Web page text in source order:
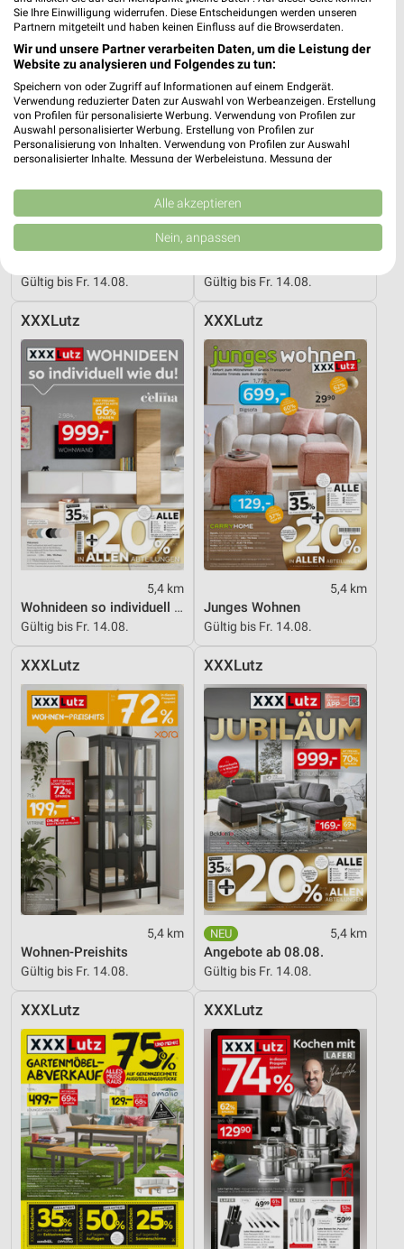
5,4 km
Gültig bis Fr. 14.08. Gültig bis Fr. 14.08.
XXXLutz
5,4 km
Wohnideen so individuell wie du!
Gültig bis Fr. 14.08.
XXXLutz
5,4 km
Junges Wohnen
Gültig bis Fr. 14.08.
XXXLutz
5,4 km
Wohnen-Preishits
Gültig bis Fr. 14.08.
XXXLutz
5,4 km
Angebote ab 08.08.
Gültig bis Fr. 14.08.
XXXLutz XXXLutz
Sie Ihre Einwilligung widerrufen. Diese Entscheidungen werden unseren
Partnern mitgeteilt und haben keinen Einfluss auf die Browserdaten.
Wir und unsere Partner verarbeiten Daten, um die Leistung der
Website zu analysieren und Folgendes zu tun:
Speichern von oder Zugriff auf Informationen auf einem Endgerät.
Verwendung reduzierter Daten zur Auswahl von Werbeanzeigen. Erstellung
von Profilen für personalisierte Werbung. Verwendung von Profilen zur
Auswahl personalisierter Werbung. Erstellung von Profilen zur
Personalisierung von Inhalten. Verwendung von Profilen zur Auswahl
personalisierter Inhalte. Messung der Werbeleistung. Messung der
Kombinationen von Daten aus verschiedenen Quellen. Entwicklung und
Verbesserung der Angebote. Verwendung reduzierter Daten zur Auswahl
von Inhalten.
Daten können außerhalb der Europäischen Union weitergegeben und in die
USA gesendet werden.
Website/App.
Wir nutzen Ihre Daten für folgende Zwecke:
IAB-Verarbeitungszwecke:
Speichern von oder Zugriff auf Informationen
auf einem Endgerät
Verwendung reduzierter Daten zur Auswahl von
Werbeanzeigen
Erstellung von Profilen für personalisierte
Werbung
Verwendung von Profilen zur Auswahl
personalisierter Werbung
Erstellung von Profilen zur Personalisierung
von Inhalten
Verwendung von Profilen zur Auswahl
Messung der Werbeleistung
Messung der Performance von Inhalten
Analyse von Zielgruppen durch Statistiken oder
Kombinationen von Daten aus verschiedenen
Quellen
Entwicklung und Verbesserung der Angebote
Verwendung reduzierter Daten zur Auswahl von
Inhalten
IAB-Besonderheiten:
Verwendung genauer Standortdaten
Geräte anhand von aktiv angeforderten
Notwendig
Performance
Funktional
Werbung
Alle akzeptieren
Nein, anpassen